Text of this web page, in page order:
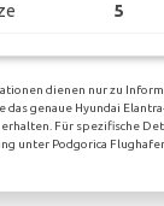
5
dienen nur zu
das genaue Hyundai
Für spezifische
unter Podgorica